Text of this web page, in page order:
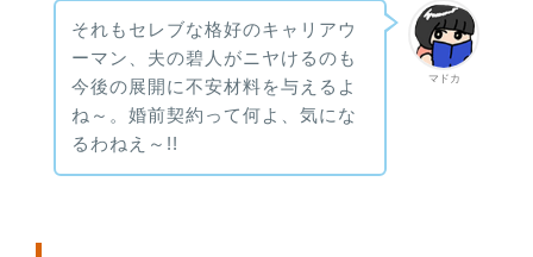
マドカ
それもセレブな格好のキャリアウ
ーマン、夫の碧人がニヤけるのも
今後の展開に不安材料を与えるよ
ね～。婚前契約って何よ、気にな
るわねえ～!!